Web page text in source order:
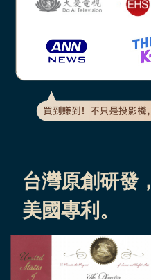
台灣原創研發，
美國專利。